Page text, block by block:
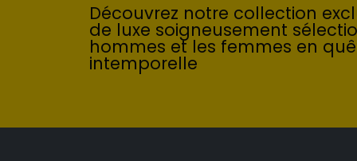
Découvrez notre collection
de luxe soigneusement
hommes et les femmes en
intemporelle